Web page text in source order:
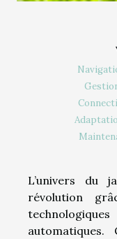
L’univers du
révolution
automatiques.